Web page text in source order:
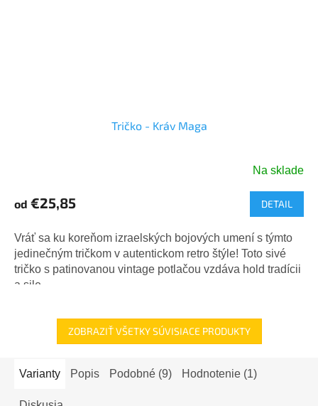
Tričko - Kráv Maga
Na sklade
od €25,85 DETAIL
Vráť sa ku koreňom izraelských bojových umení s týmto
jedinečným tričkom v autentickom retro štýle! Toto sivé
tričko s patinovanou vintage potlačou vzdáva hold tradícii
a sile...
ZOBRAZIŤ VŠETKY SÚVISIACE PRODUKTY
Varianty Popis Podobné (9) Hodnotenie (1)